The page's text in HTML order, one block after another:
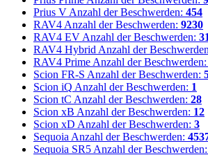
Prius V Anzahl der Beschwerden: 454
RAV4 Anzahl der Beschwerden: 9230
RAV4 EV Anzahl der Beschwerden: 31
RAV4 Hybrid Anzahl der
RAV4 Prime Anzahl der Beschwerden:
Scion FR-S Anzahl der Beschwerden:
Scion iQ Anzahl der Beschwerden: 1
Scion tC Anzahl der Beschwerden: 28
Scion xB Anzahl der Beschwerden: 12
Scion xD Anzahl der Beschwerden: 3
Sequoia Anzahl der Beschwerden:
Sequoia SR5 Anzahl der Beschwerden: